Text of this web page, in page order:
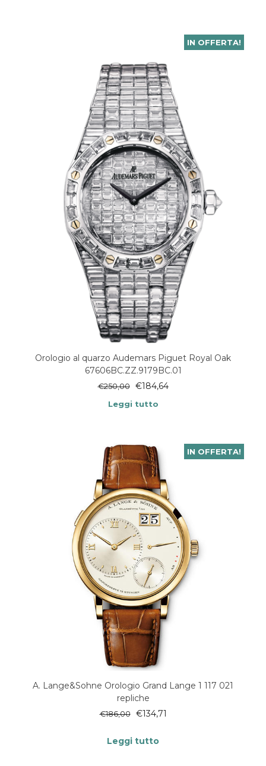
IN OFFERTA!
Orologio al quarzo Audemars Piguet Royal Oak
67606BC.ZZ.9179BC.01
€250,00 €184,64
Leggi tutto
IN OFFERTA!
A. Lange&Sohne Orologio Grand Lange 1 117 021
repliche
€186,00 €134,71
Leggi tutto